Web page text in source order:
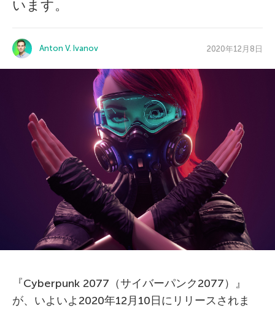
います。
Anton V. Ivanov 2020年12月8日
『Cyberpunk 2077（サイバーパンク2077）』
が、いよいよ2020年12月10日にリリースされま